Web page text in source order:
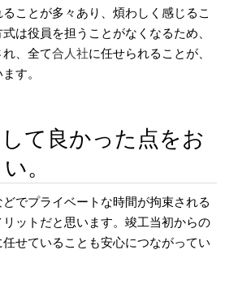
ことが多々あり、煩わしく感じるこ
は役員を担うことがなくなるため、
、全て合人社に任せられることが、
す。
て良かった点をお
。
でプライベートな時間が拘束される
ットだと思います。竣工当初からの
任せていることも安心につながってい